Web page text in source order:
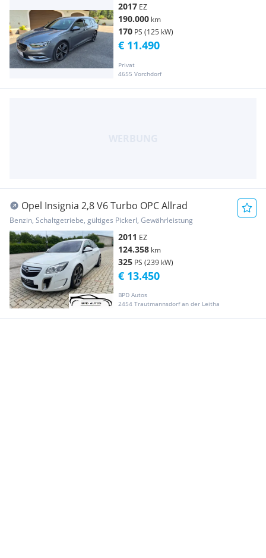
2017 EZ
190.000 km
170 PS (125 kW)
Privat
4655 Vorchdorf
€ 11.490
Opel Insignia 2,8 V6 Turbo OPC Allrad
Benzin, Schaltgetriebe, gültiges Pickerl, Gewährleistung
2011 EZ
124.358 km
325 PS (239 kW)
BPD Autos
2454 Trautmannsdorf an der Leitha
€ 13.450